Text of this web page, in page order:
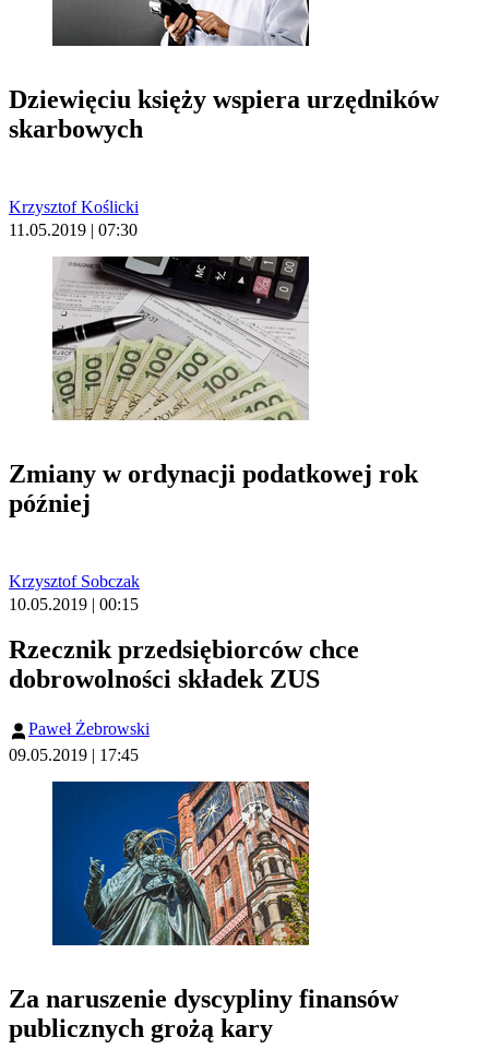
Dziewięciu księży wspiera urzędników
skarbowych
Krzysztof Koślicki
11.05.2019 | 07:30
Zmiany w ordynacji podatkowej rok
później
Krzysztof Sobczak
10.05.2019 | 00:15
Rzecznik przedsiębiorców chce
dobrowolności składek ZUS
Paweł Żebrowski
09.05.2019 | 17:45
Za naruszenie dyscypliny finansów
publicznych grożą kary